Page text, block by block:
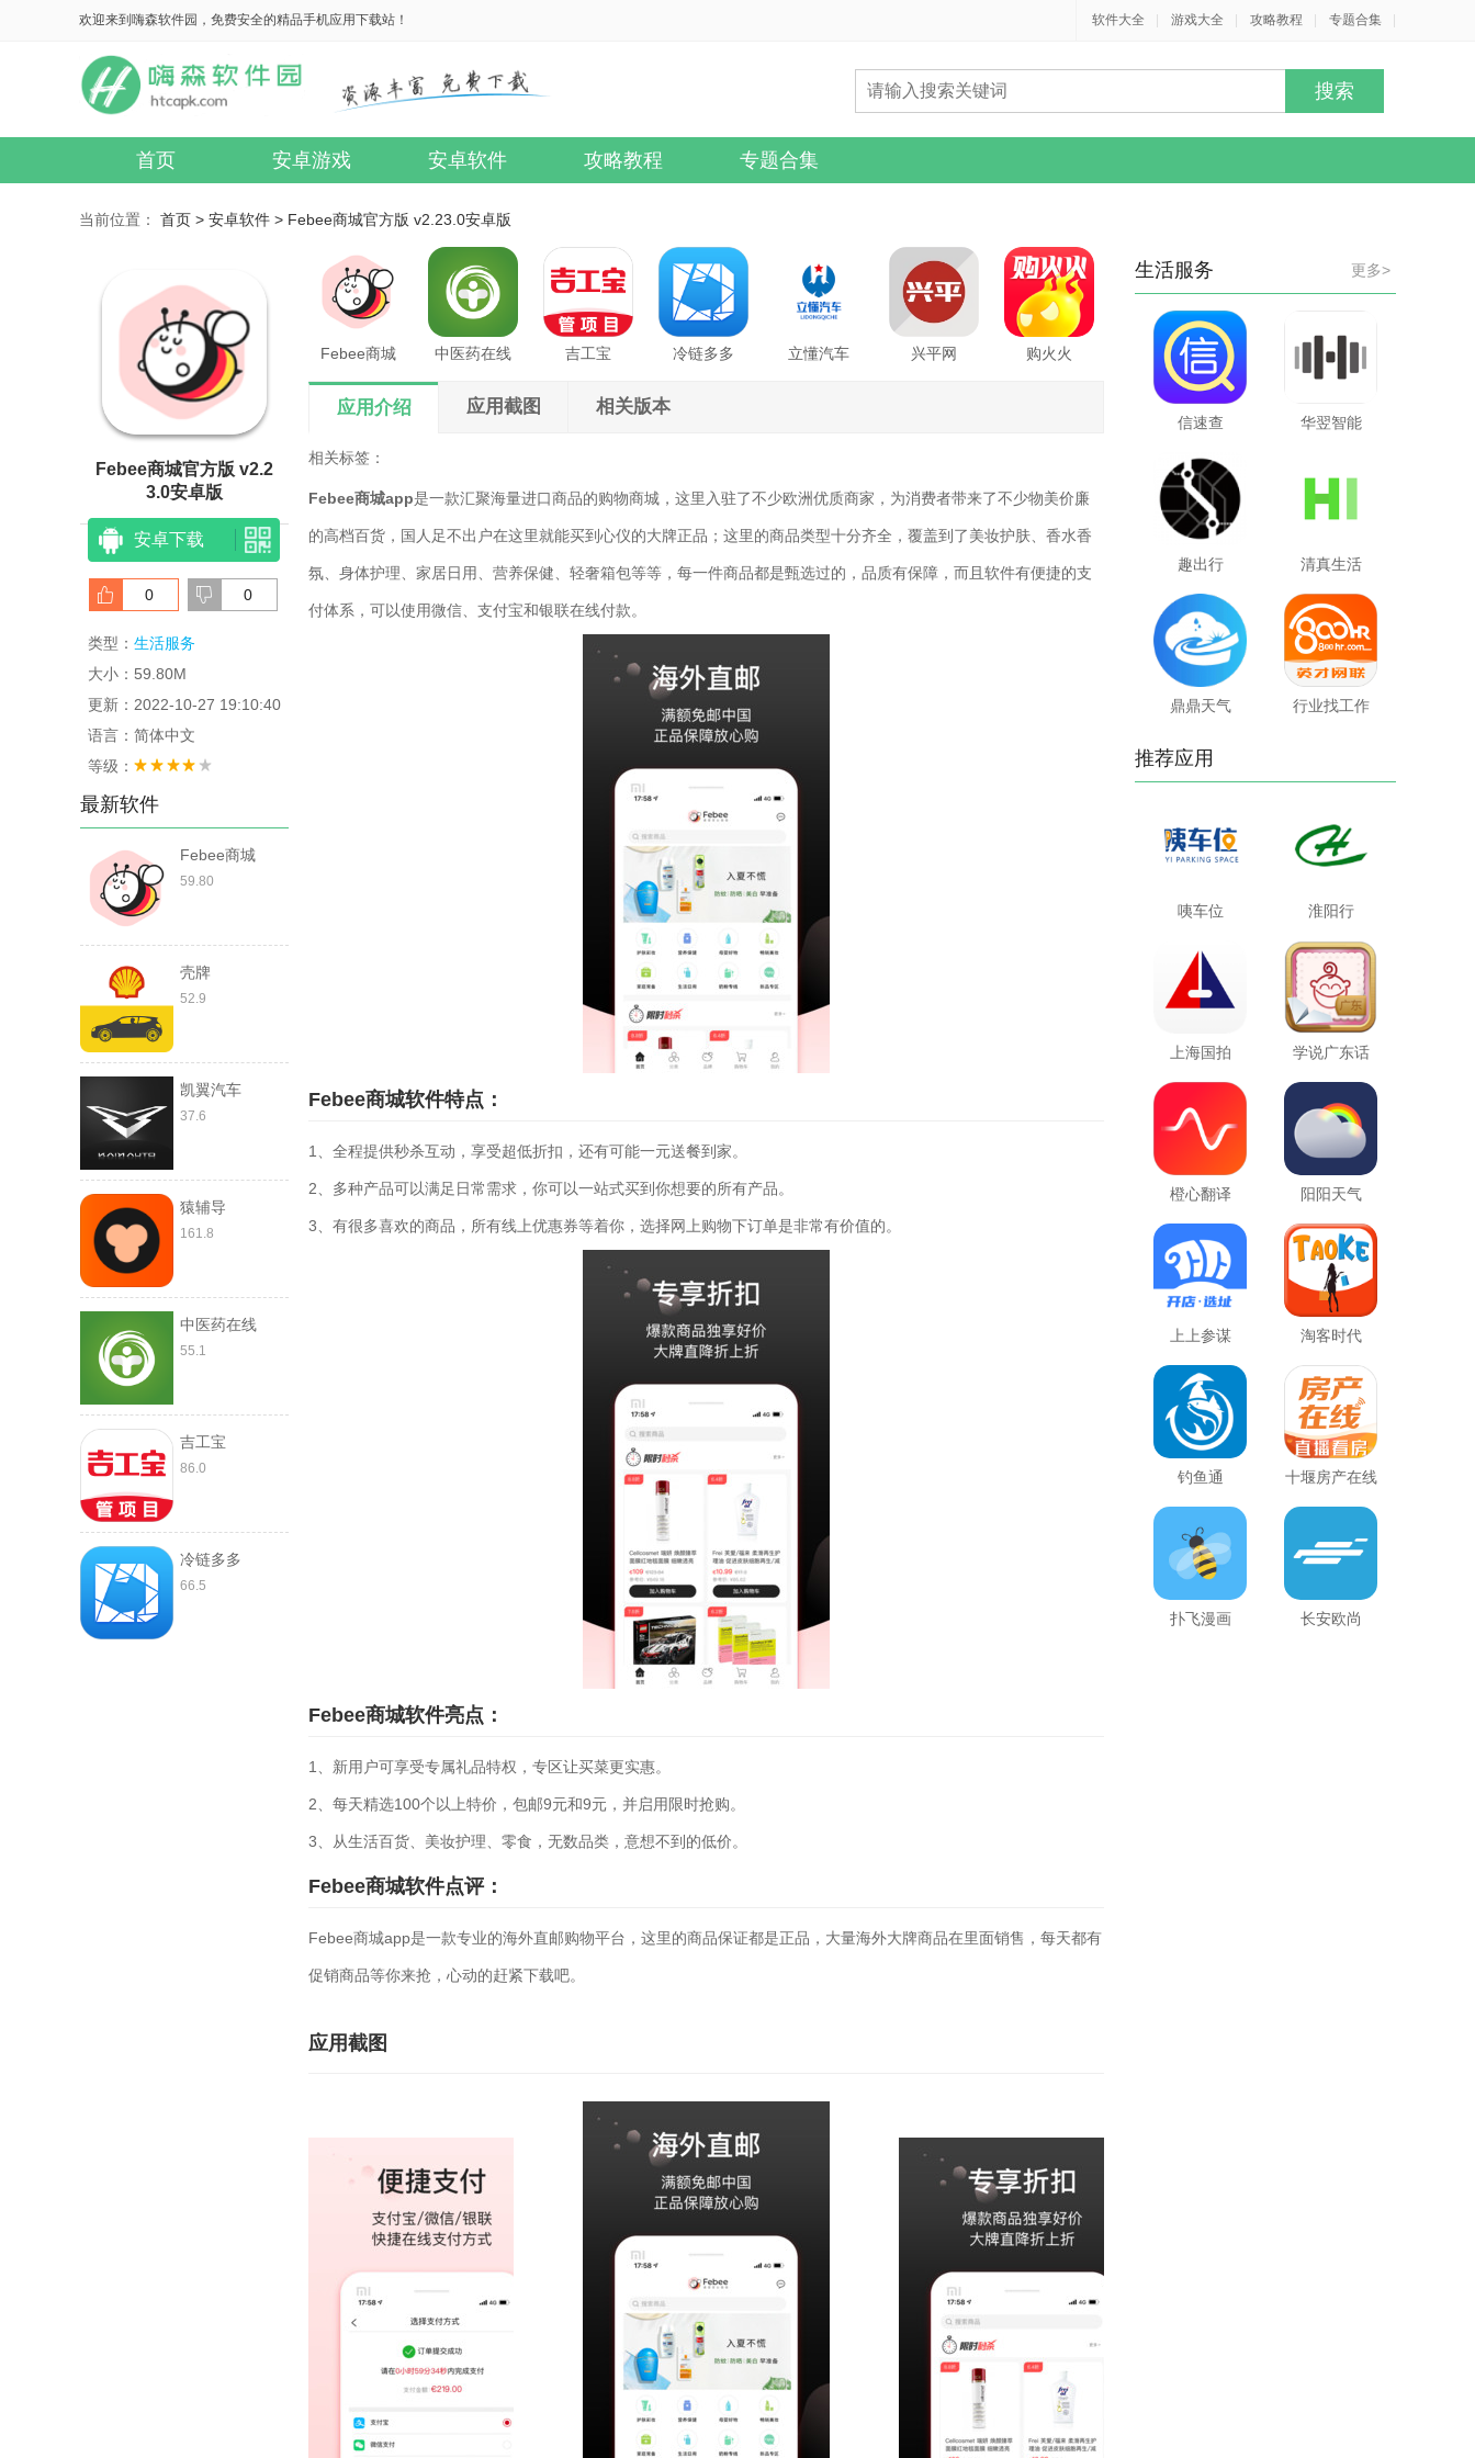
欢迎来到嗨森软件园，免费安全的精品手机应用下载站！ 软件大全 游戏大全 攻略教程 专题合集
首页 安卓游戏 安卓软件 攻略教程 专题合集
当前位置： 首页 > 安卓软件 > Febee商城官方版 v2.23.0安卓版
Febee商城官方版 v2.2
3.0安卓版
安卓下载
0 0
类型： 生活服务
大小：59.80M
更新：2022-10-27 19:10:40
语言：简体中文
等级：
最新软件
Febee商城
59.80
壳牌
52.9
凯翼汽车
37.6
猿辅导
161.8
中医药在线
55.1
吉工宝
86.0
冷链多多
66.5
Febee商城 中医药在线 吉工宝 冷链多多 立懂汽车 兴平网 购火火
应用介绍 应用截图 相关版本
相关标签：
Febee商城app是一款汇聚海量进口商品的购物商城，这里入驻了不少欧洲优质商家，为消费者带来了不少物美价廉
的高档百货，国人足不出户在这里就能买到心仪的大牌正品；这里的商品类型十分齐全，覆盖到了美妆护肤、香水香
氛、身体护理、家居日用、营养保健、轻奢箱包等等，每一件商品都是甄选过的，品质有保障，而且软件有便捷的支
付体系，可以使用微信、支付宝和银联在线付款。
Febee商城软件特点：
1、全程提供秒杀互动，享受超低折扣，还有可能一元送餐到家。
2、多种产品可以满足日常需求，你可以一站式买到你想要的所有产品。
3、有很多喜欢的商品，所有线上优惠券等着你，选择网上购物下订单是非常有价值的。
Febee商城软件亮点：
1、新用户可享受专属礼品特权，专区让买菜更实惠。
2、每天精选100个以上特价，包邮9元和9元，并启用限时抢购。
3、从生活百货、美妆护理、零食，无数品类，意想不到的低价。
Febee商城软件点评：
Febee商城app是一款专业的海外直邮购物平台，这里的商品保证都是正品，大量海外大牌商品在里面销售，每天都有
促销商品等你来抢，心动的赶紧下载吧。
应用截图
更多>
生活服务
信速查 华翌智能
趣出行 清真生活
鼎鼎天气 行业找工作
推荐应用
咦车位 淮阳行
上海国拍 学说广东话
橙心翻译 阳阳天气
上上参谋 淘客时代
钓鱼通 十堰房产在线
扑飞漫画 长安欧尚